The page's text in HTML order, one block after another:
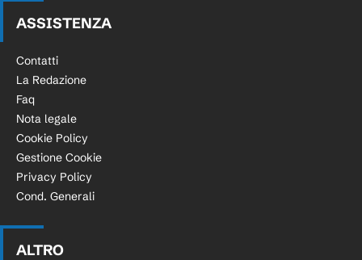
ASSISTENZA
Contatti
La Redazione
Faq
Nota legale
Cookie Policy
Gestione Cookie
Privacy Policy
Cond. Generali
ALTRO